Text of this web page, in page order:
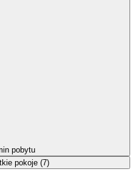
pobytu
pokoje (7)